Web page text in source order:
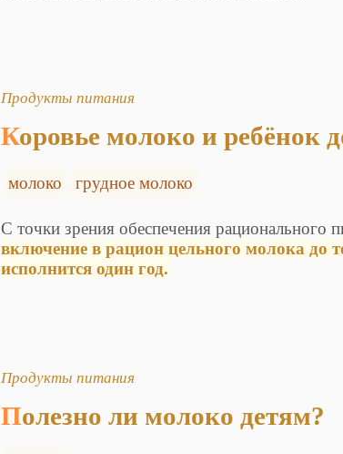
Продукты питания
Коровье молоко и ребёнок
молоко грудное молоко
С точки зрения обеспечения рационального
включение в рацион цельного молока до
исполнится один год.
Продукты питания
Полезно ли молоко детям?